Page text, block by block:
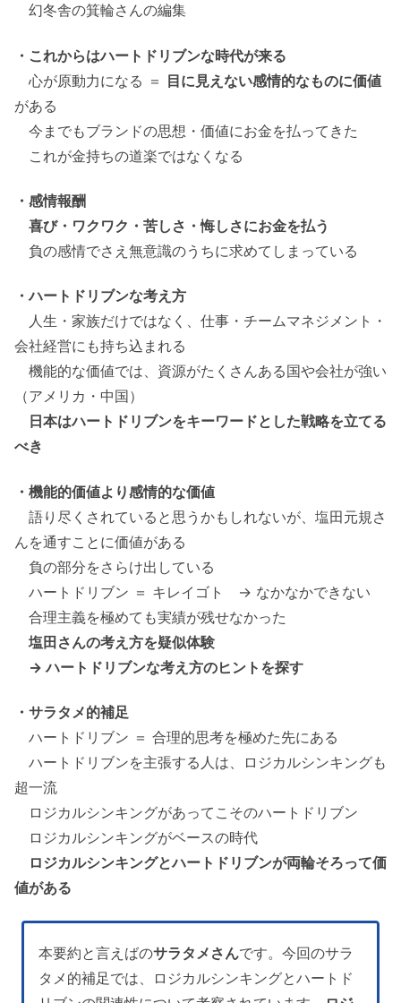
幻冬舎の箕輪さんの編集
・これからはハートドリブンな時代が来る
心が原動力になる ＝ 目に見えない感情的なものに価値
がある
今までもブランドの思想・価値にお金を払ってきた
これが金持ちの道楽ではなくなる
・感情報酬
喜び・ワクワク・苦しさ・悔しさにお金を払う
負の感情でさえ無意識のうちに求めてしまっている
・ハートドリブンな考え方
人生・家族だけではなく、仕事・チームマネジメント・
会社経営にも持ち込まれる
機能的な価値では、資源がたくさんある国や会社が強い
（アメリカ・中国）
日本はハートドリブンをキーワードとした戦略を立てる
べき
・機能的価値より感情的な価値
語り尽くされていると思うかもしれないが、塩田元規さ
んを通すことに価値がある
負の部分をさらけ出している
ハートドリブン ＝ キレイゴト → なかなかできない
合理主義を極めても実績が残せなかった
塩田さんの考え方を疑似体験
→ ハートドリブンな考え方のヒントを探す
・サラタメ的補足
ハートドリブン ＝ 合理的思考を極めた先にある
ハートドリブンを主張する人は、ロジカルシンキングも
超一流
ロジカルシンキングがあってこそのハートドリブン
ロジカルシンキングがベースの時代
ロジカルシンキングとハートドリブンが両輪そろって価
値がある
本要約と言えばのサラタメさんです。今回のサラ
タメ的補足では、ロジカルシンキングとハートド